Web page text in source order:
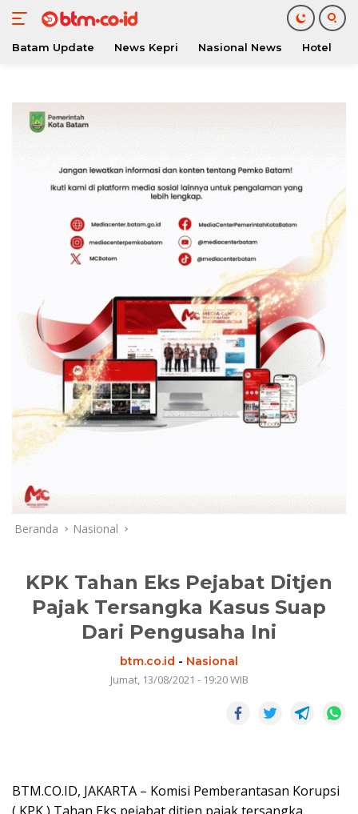
konten
Batam Update News Kepri Nasional News Hotel
Beranda Nasional
KPK Tahan Eks Pejabat Ditjen
Pajak Tersangka Kasus Suap
Dari Pengusaha Ini
btm.co.id - Nasional
Jumat, 13/08/2021 - 19:20 WIB
BTM.CO.ID, JAKARTA – Komisi Pemberantasan Korupsi